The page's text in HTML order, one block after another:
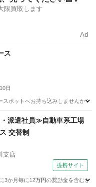
限買取します
Ad
ス
日
ットへお持ち込みしませんか？
派遣社員≫自動車系工場
交替制
支店
提携サイト
3か月毎に12万円の奨励金を含む